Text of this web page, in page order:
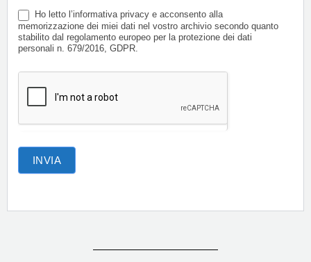
Ho letto l’informativa privacy e acconsento alla
memorizzazione dei miei dati nel vostro archivio secondo quanto
stabilito dal regolamento europeo per la protezione dei dati
personali n. 679/2016, GDPR.
INVIA